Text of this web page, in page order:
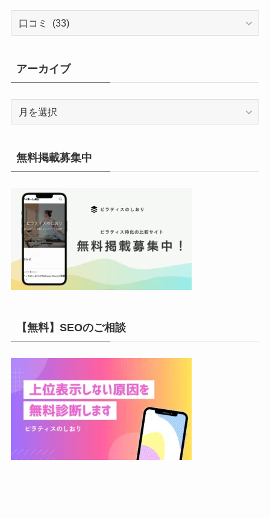
リ
ー
アーカイブ
イ
ブ
無料掲載募集中
【無料】SEOのご相談